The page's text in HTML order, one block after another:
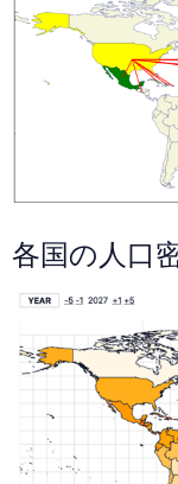
各国の人口